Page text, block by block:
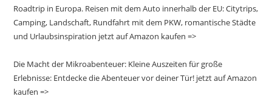
Roadtrip in Europa. Reisen mit dem Auto innerhalb der EU: Citytrips,
Camping, Landschaft, Rundfahrt mit dem PKW, romantische Städte
und Urlaubsinspiration jetzt auf Amazon kaufen =>
Die Macht der Mikroabenteuer: Kleine Auszeiten für große
Erlebnisse: Entdecke die Abenteuer vor deiner Tür! jetzt auf Amazon
kaufen =>